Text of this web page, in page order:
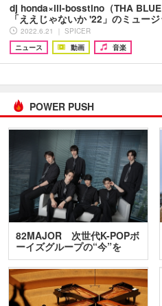
dj honda×ill-bosstino（THA
「ええじゃないか '22」のミュー
2022.6.21 ｜ SPICER
ニュース
動画 音楽
POWER PUSH
82MAJOR 次世代K-POPボ
ーイズグループの“今”を
訊…